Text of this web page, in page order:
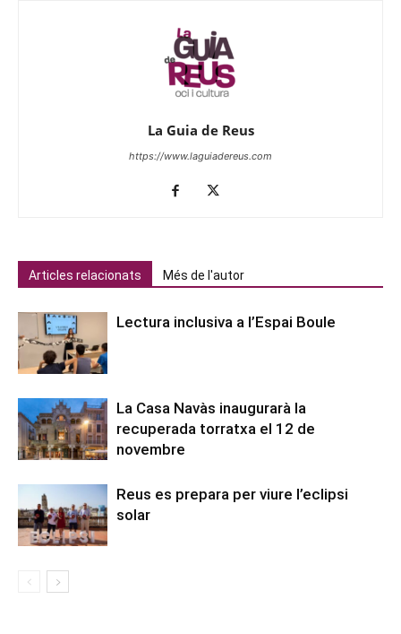
La Guia de Reus
https://www.laguiadereus.com
Articles relacionats Més de l'autor
Lectura inclusiva a l’Espai Boule
La Casa Navàs inaugurarà la
recuperada torratxa el 12 de
novembre
Reus es prepara per viure l’eclipsi
solar